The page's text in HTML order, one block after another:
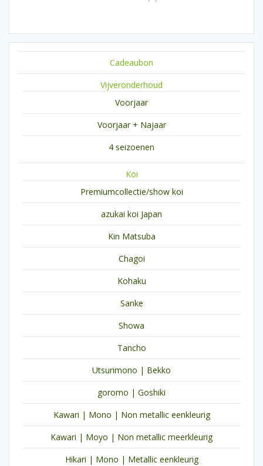
Cadeaubon
Vijveronderhoud
Voorjaar
Voorjaar + Najaar
4 seizoenen
Koi
Premiumcollectie/show koi
azukai koi Japan
Kin Matsuba
Chagoi
Kohaku
Sanke
Showa
Tancho
Utsurimono | Bekko
goromo | Goshiki
Kawari | Mono | Non metallic eenkleurig
Kawari | Moyo | Non metallic meerkleurig
Hikari | Mono | Metallic eenkleurig